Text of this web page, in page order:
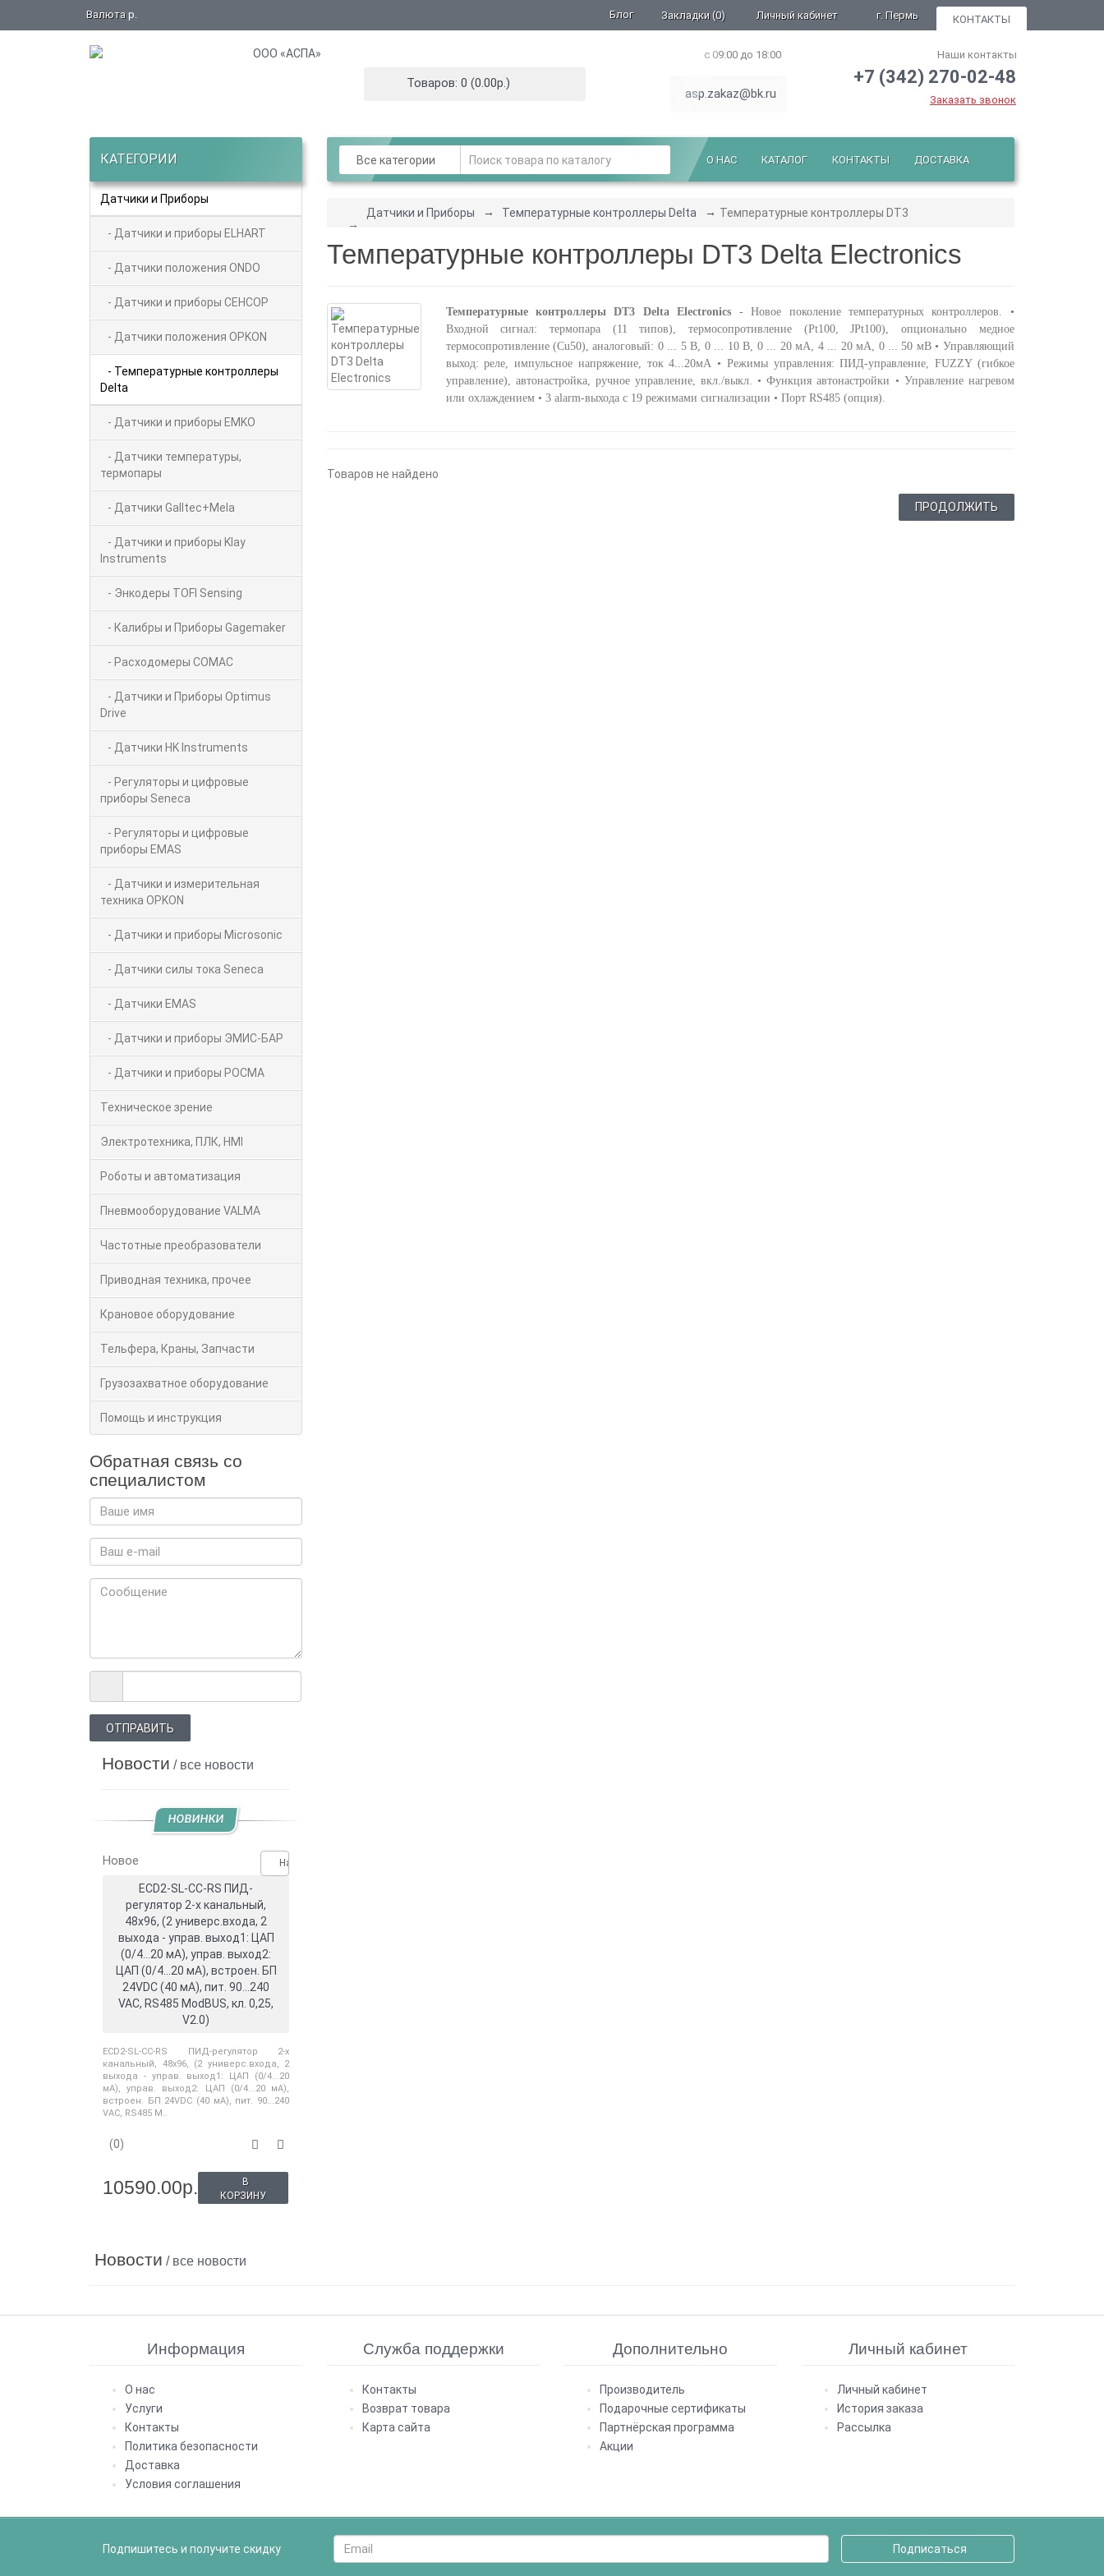
Блог Закладки (0) Личный кабинет г. Пермь КОНТАКТЫ
Валюта р.
Наши контакты
+7 (342) 270-02-48
Заказать звонок
с 09:00 до 18:00
asp.zakaz@bk.ru
Товаров: 0 (0.00р.)
КАТЕГОРИИ ДОСТАВКА
КОНТАКТЫ
КАТАЛОГ
О НАС
Все категории
Датчики и Приборы
- Датчики и приборы ELHART
- Датчики положения ONDO
- Датчики и приборы СЕНСОР
- Датчики положения OPKON
- Температурные контроллеры
Delta
- Датчики и приборы EMKO
- Датчики температуры,
термопары
- Датчики Galltec+Mela
- Датчики и приборы Klay
Instruments
- Энкодеры TOFI Sensing
- Калибры и Приборы Gagemaker
- Расходомеры COMAC
- Датчики и Приборы Optimus
Drive
- Датчики HK Instruments
- Регуляторы и цифровые
приборы Seneca
- Регуляторы и цифровые
приборы EMAS
- Датчики и измерительная
техника OPKON
- Датчики и приборы Microsonic
- Датчики силы тока Seneca
- Датчики EMAS
- Датчики и приборы ЭМИС-БАР
- Датчики и приборы РОСМА
Техническое зрение
Электротехника, ПЛК, HMI
Роботы и автоматизация
Пневмооборудование VALMA
Частотные преобразователи
Приводная техника, прочее
Крановое оборудование
Тельфера, Краны, Запчасти
Грузозахватное оборудование
Помощь и инструкция
Обратная связь со
специалистом
ОТПРАВИТЬ
Новости / все новости
НОВИНКИ
Новое Нашли дешевле?
ECD2-SL-CC-RS ПИД-
регулятор 2-х канальный,
48x96, (2 универс.входа, 2
выхода - управ. выход1: ЦАП
(0/4...20 мА), управ. выход2:
ЦАП (0/4...20 мА), встроен. БП
24VDC (40 мА), пит. 90...240
VAC, RS485 ModBUS, кл. 0,25,
V2.0)
ECD2-SL-CC-RS ПИД-регулятор 2-х
канальный, 48x96, (2 универс.входа, 2
выхода - управ. выход1: ЦАП (0/4...20
мА), управ. выход2: ЦАП (0/4...20 мА),
встроен. БП 24VDC (40 мА), пит. 90...240
VAC, RS485 M..
(0)
10590.00р.
В
КОРЗИНУ
Датчики и Приборы Температурные контроллеры Delta Температурные контроллеры DT3
Температурные контроллеры DT3 Delta Electronics
Температурные контроллеры DT3 Delta Electronics - Новое поколение температурных контроллеров. •
Входной сигнал: термопара (11 типов), термосопротивление (Pt100, JPt100), опционально медное
термосопротивление (Cu50), аналоговый: 0 ... 5 В, 0 ... 10 В, 0 ... 20 мА, 4 ... 20 мА, 0 ... 50 мВ • Управляющий
выход: реле, импульсное напряжение, ток 4...20мА • Режимы управления: ПИД-управление, FUZZY (гибкое
управление), автонастройка, ручное управление, вкл./выкл. • Функция автонастройки • Управление нагревом
или охлаждением • 3 alarm-выхода с 19 режимами сигнализации • Порт RS485 (опция).
Товаров не найдено
ПРОДОЛЖИТЬ
Новости / все новости
Информация
О нас
Услуги
Контакты
Политика безопасности
Доставка
Условия соглашения
Служба поддержки
Контакты
Возврат товара
Карта сайта
Дополнительно
Производитель
Подарочные сертификаты
Партнёрская программа
Акции
Личный кабинет
Личный кабинет
История заказа
Рассылка
Подпишитесь и получите скидку Подписаться